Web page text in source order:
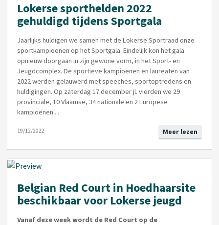
Lokerse sporthelden 2022
gehuldigd tijdens Sportgala
Jaarlijks huldigen we samen met de Lokerse Sportraad onze
sportkampioenen op het Sportgala. Eindelijk kon het gala
opnieuw doorgaan in zijn gewone vorm, in het Sport- en
Jeugdcomplex. De sportieve kampioenen en laureaten van
2022 werden gelauwerd met speeches, sportoptredens en
huldigingen. Op zaterdag 17 december jl. vierden we 29
provinciale, 10 Vlaamse, 34 nationale en 2 Europese
kampioenen....
Meer lezen
19/12/2022
Belgian Red Court in Hoedhaarsite
beschikbaar voor Lokerse jeugd
Vanaf deze week wordt de Red Court op de